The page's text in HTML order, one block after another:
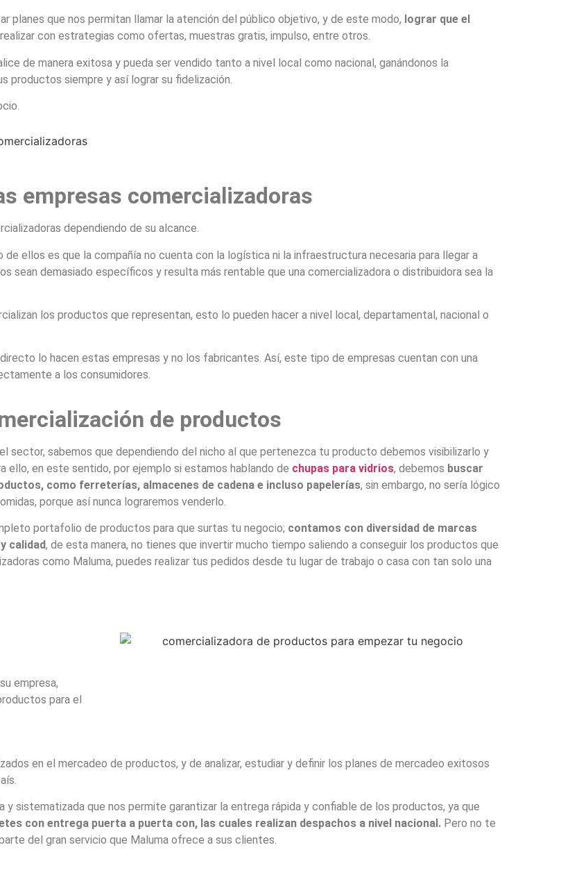
planes que nos permitan llamar la atención del público objetivo, y de este modo, lograr que el
con estrategias como ofertas, muestras gratis, impulso, entre otros.
de manera exitosa y pueda ser vendido tanto a nivel local como nacional, ganándonos la
productos siempre y así lograr su fidelización.
empresas comercializadoras
dependiendo de su alcance.
ellos es que la compañía no cuenta con la logística ni la infraestructura necesaria para llegar a
sean demasiado específicos y resulta más rentable que una comercializadora o distribuidora sea la
los productos que representan, esto lo pueden hacer a nivel local, departamental, nacional o
lo hacen estas empresas y no los fabricantes. Así, este tipo de empresas cuentan con una
a los consumidores.
de productos
sector, sabemos que dependiendo del nicho al que pertenezca tu producto debemos visibilizarlo y
ello, en este sentido, por ejemplo si estamos hablando de chupas para vidrios, debemos buscar
como ferreterías, almacenes de cadena e incluso papelerías, sin embargo, no sería lógico
porque así nunca lograremos venderlo.
portafolio de productos para que surtas tu negocio; contamos con diversidad de marcas
calidad, de esta manera, no tienes que invertir mucho tiempo saliendo a conseguir los productos que
como Maluma, puedes realizar tus pedidos desde tu lugar de trabajo o casa con tan solo una
empresa,
para el
en el mercadeo de productos, y de analizar, estudiar y definir los planes de mercadeo exitosos
sistematizada que nos permite garantizar la entrega rápida y confiable de los productos, ya que
con entrega puerta a puerta con, las cuales realizan despachos a nivel nacional. Pero no te
del gran servicio que Maluma ofrece a sus clientes.